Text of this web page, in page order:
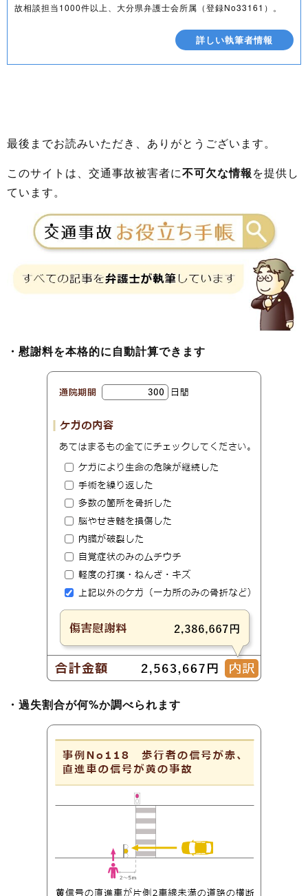
故相談担当1000件以上、大分県弁護士会所属（登録No33161）。
詳しい執筆者情報
最後までお読みいただき、ありがとうございます。
このサイトは、交通事故被害者に不可欠な情報を提供し
ています。
・慰謝料を本格的に自動計算できます
・過失割合が何%か調べられます